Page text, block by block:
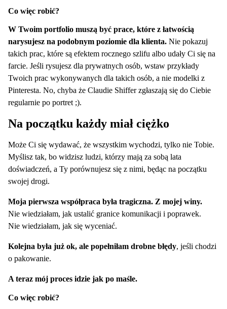
Co więc robić?
W Twoim portfolio muszą być prace, które z łatwością
narysujesz na podobnym poziomie dla klienta. Nie pokazuj
takich prac, które są efektem rocznego szlifu albo udały Ci się na
farcie. Jeśli rysujesz dla prywatnych osób, wstaw przykłady
Twoich prac wykonywanych dla takich osób, a nie modelki z
Pinteresta. No, chyba że Claudie Shiffer zgłaszają się do Ciebie
regularnie po portret ;).
Na początku każdy miał ciężko
Może Ci się wydawać, że wszystkim wychodzi, tylko nie Tobie.
Myślisz tak, bo widzisz ludzi, którzy mają za sobą lata
doświadczeń, a Ty porównujesz się z nimi, będąc na początku
swojej drogi.
Moja pierwsza współpraca była tragiczna. Z mojej winy.
Nie wiedziałam, jak ustalić granice komunikacji i poprawek.
Nie wiedziałam, jak się wyceniać.
Kolejna była już ok, ale popełniłam drobne błędy, jeśli chodzi
o pakowanie.
A teraz mój proces idzie jak po maśle.
Co więc robić?